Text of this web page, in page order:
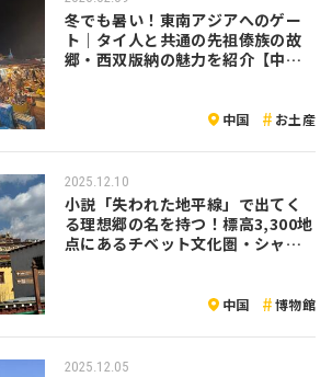
冬でも暑い！東南アジアへのゲー
ト｜タイ人と共通の先祖傣族の故
郷・西双版納の魅力を紹介【中
中国 お土産
2025.12.10
小説「失われた地平線」で出てく
る理想郷の名を持つ！標高3,300地
点にあるチベット文化圏・シャン
中国 博物館
2025.12.05